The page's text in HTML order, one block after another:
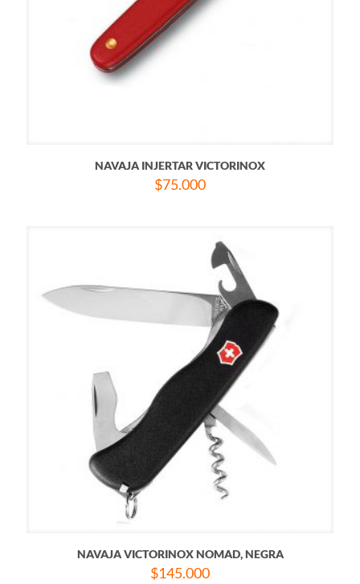
NAVAJA INJERTAR VICTORINOX
$75.000
NAVAJA VICTORINOX NOMAD, NEGRA
$145.000